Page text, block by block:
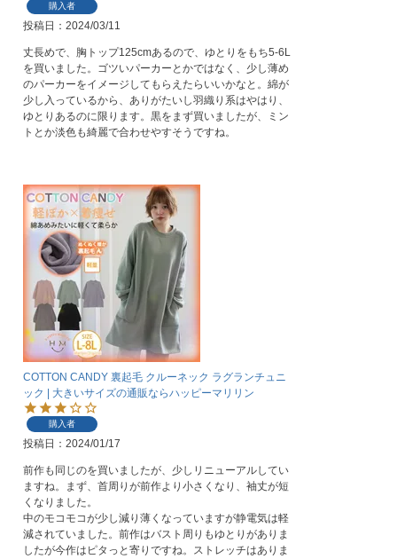
購入者
投稿日 2024/03/11
丈長めで、胸トップ125cmあるので、ゆとりをもち5-6L
を買いました。ゴツいパーカーとかではなく、少し薄め
のパーカーをイメージしてもらえたらいいかなと。綿が
少し入っているから、ありがたいし羽織り系はやはり、
ゆとりあるのに限ります。黒をまず買いましたが、ミン
トとか淡色も綺麗で合わせやすそうですね。
COTTON CANDY 裏起毛 クルーネック ラグランチュニ
ック | 大きいサイズの通販ならハッピーマリリン
購入者
投稿日 2024/01/17
前作も同じのを買いましたが、少しリニューアルしてい
ますね。まず、首周りが前作より小さくなり、袖丈が短
くなりました。
中のモコモコが少し減り薄くなっていますが静電気は軽
減されていました。前作はバスト周りもゆとりがありま
したが今作はピタっと寄りですね。ストレッチはありま